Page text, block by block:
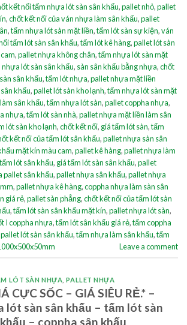
kết nối tấm nhựa lót sàn sân khấu,pallet nhỏ,pallet
,chốt kết nối của ván nhựa làm sân khấu,pallet
,tấm nhựa lót sàn mặt liền,tấm lót sàn sự kiện,ván
tấm lót sàn sân khấu,tấm lót kê hàng,pallet lót sàn
,pallet nhựa không chân,tấm nhựa lót sàn mặt
lót sàn sân khấu, sàn sân khấu bằng nhựa,chốt
sân khấu,tấm lót nhựa,pallet nhựa mặt liền
khấu,pallet lót sàn kho lạnh,tấm nhựa lót sàn mặt
sân khấu,tấm nhựa lót sàn,pallet coppha nhựa,
nhựa,tấm lót sàn nhà,pallet nhựa mặt liền làm sân
lót sàn kho lạnh,chốt kết nối, giá tấm lót sàn,tấm
kết nối của tấm lót sân khấu,pallet nhựa sàn sân
mặt kín màu cam,pallet kê hàng,pallet nhựa làm
lót sân khấu, giá tấm lót sàn sân khấu,pallet
pallet sân khấu,pallet nhựa sân khấu,pallet nhựa
,pallet nhựa kê hàng,coppha nhựa làm sàn sân
giá rẻ,pallet sàn phẳng,chốt kết nối của tấm lót sàn
,tấm lót sàn sân khấu mặt kín,pallet nhựa lót sàn,
I coppha nhựa,tấm lót sân khấu giá rẻ,tấm coppha
lót sàn sân khấu,tấm nhựa làm sân khấu,tấm
Leave a comment
LÓT SÀN NHỰA ,PALLET NHỰA
CỰC SỐC – GIÁ SIÊU RẺ.* –
lót sàn sân khấu – tấm lót sàn
– coppha sân khấu